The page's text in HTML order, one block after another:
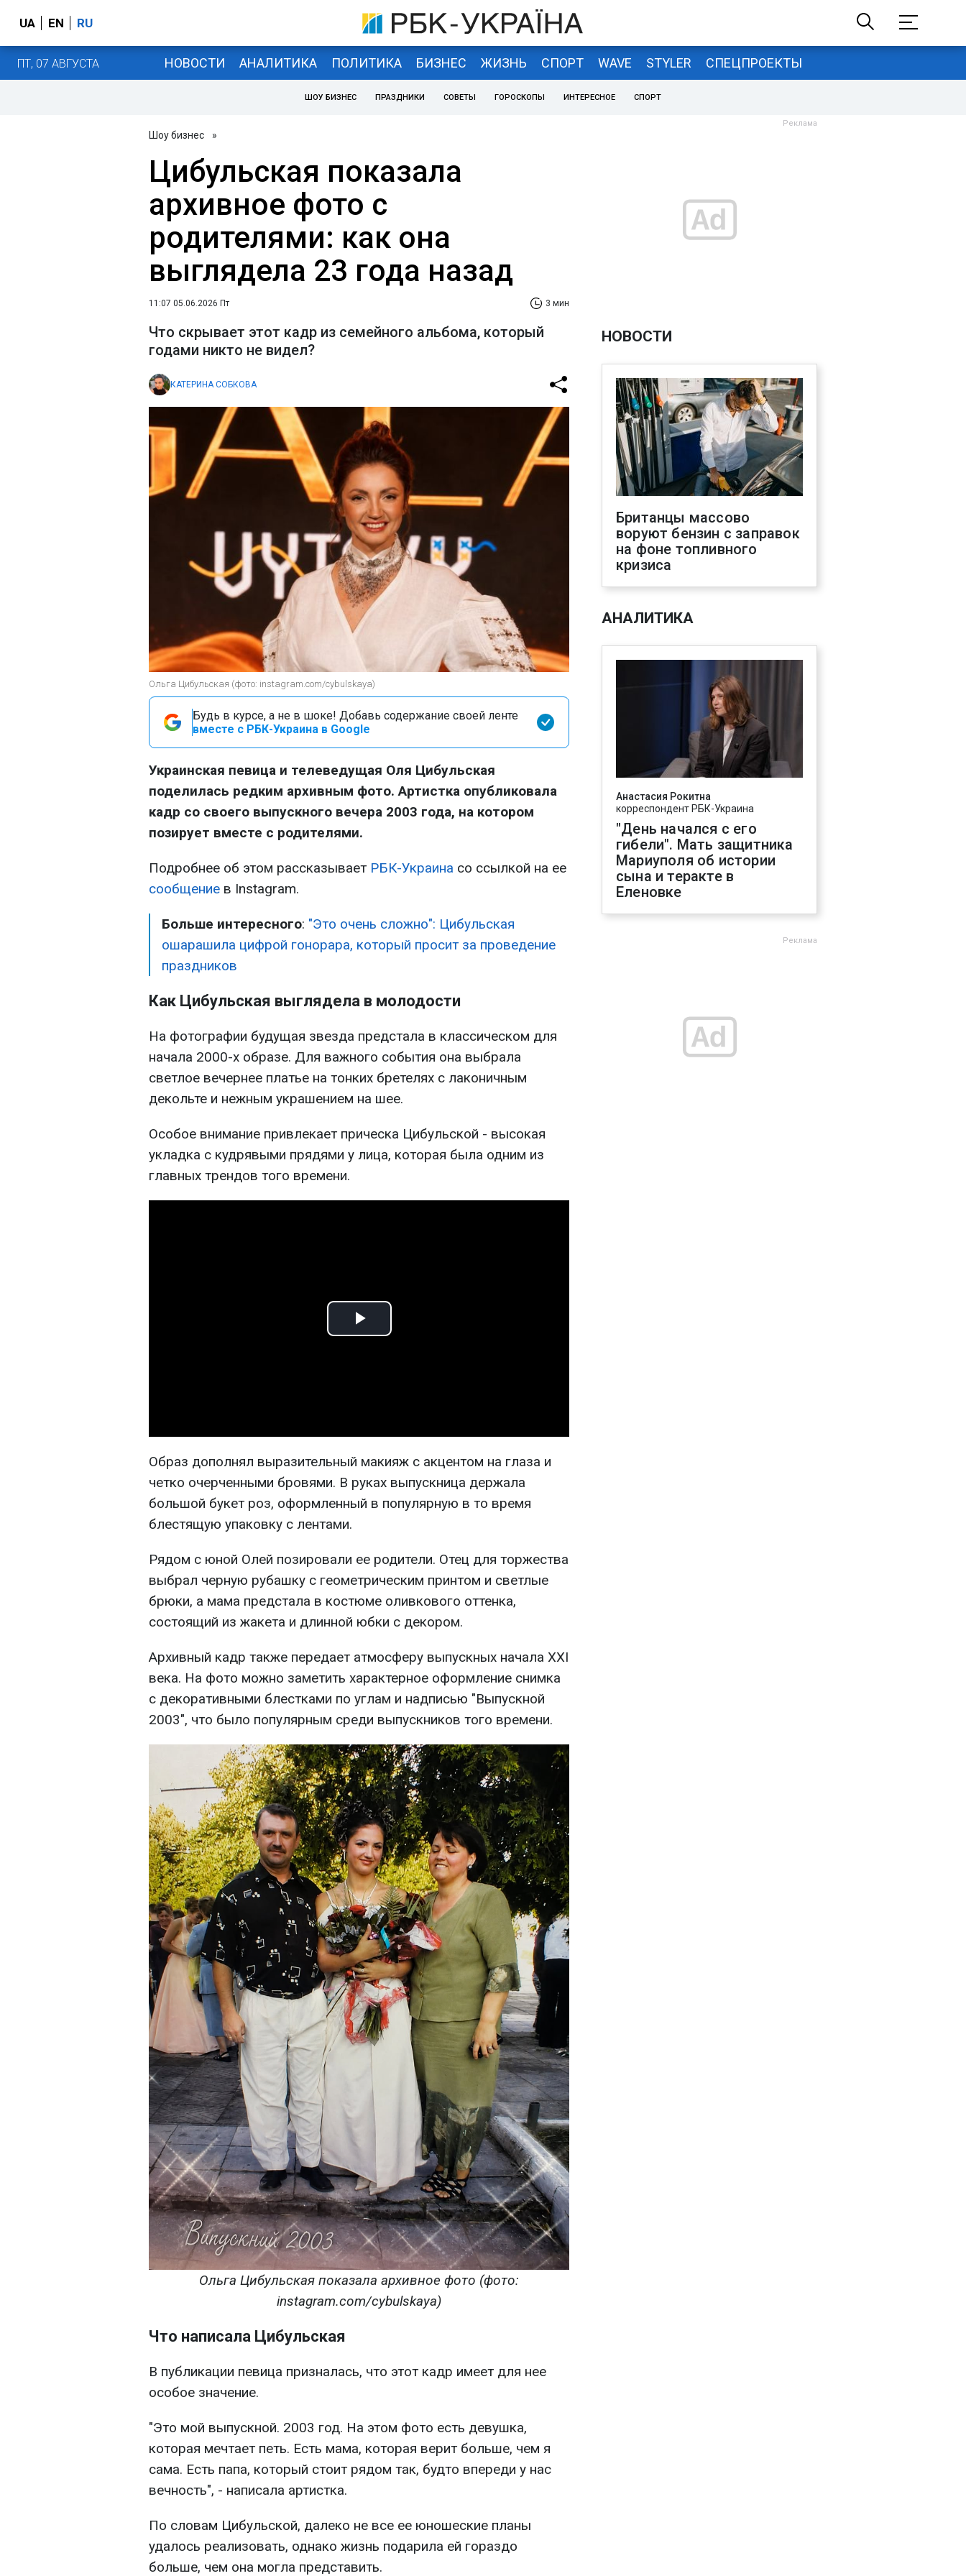
UA EN RU
ПТ, 07 АВГУСТА НОВОСТИ АНАЛИТИКА ПОЛИТИКА БИЗНЕС ЖИЗНЬ СПОРТ WAVE STYLER СПЕЦПРОЕКТЫ
ШОУ БИЗНЕС ПРАЗДНИКИ СОВЕТЫ ГОРОСКОПЫ ИНТЕРЕСНОЕ СПОРТ
Шоу бизнес »
Цибульская показала
архивное фото с
родителями: как она
выглядела 23 года назад
11:07 05.06.2026 Пт 3 мин
Что скрывает этот кадр из семейного альбома, который
годами никто не видел?
КАТЕРИНА СОБКОВА
Ольга Цибульская (фото: instagram.com/cybulskaya)
Будь в курсе, а не в шоке! Добавь содержание своей ленте
вместе с РБК-Украина в Google
Украинская певица и телеведущая Оля Цибульская
поделилась редким архивным фото. Артистка опубликовала
кадр со своего выпускного вечера 2003 года, на котором
позирует вместе с родителями.
Подробнее об этом рассказывает РБК-Украина со ссылкой на ее
сообщение в Instagram.
Больше интересного: "Это очень сложно": Цибульская
ошарашила цифрой гонорара, который просит за проведение
праздников
Как Цибульская выглядела в молодости
На фотографии будущая звезда предстала в классическом для
начала 2000-х образе. Для важного события она выбрала
светлое вечернее платье на тонких бретелях с лаконичным
декольте и нежным украшением на шее.
Особое внимание привлекает прическа Цибульской - высокая
укладка с кудрявыми прядями у лица, которая была одним из
главных трендов того времени.
Play
Образ дополнял выразительный макияж с акцентом на глаза и
четко очерченными бровями. В руках выпускница держала
большой букет роз, оформленный в популярную в то время
блестящую упаковку с лентами.
Рядом с юной Олей позировали ее родители. Отец для торжества
выбрал черную рубашку с геометрическим принтом и светлые
брюки, а мама предстала в костюме оливкового оттенка,
состоящий из жакета и длинной юбки с декором.
Архивный кадр также передает атмосферу выпускных начала XXI
века. На фото можно заметить характерное оформление снимка
с декоративными блестками по углам и надписью "Выпускной
2003", что было популярным среди выпускников того времени.
Ольга Цибульская показала архивное фото (фото:
instagram.com/cybulskaya)
Что написала Цибульская
В публикации певица призналась, что этот кадр имеет для нее
особое значение.
"Это мой выпускной. 2003 год. На этом фото есть девушка,
которая мечтает петь. Есть мама, которая верит больше, чем я
сама. Есть папа, который стоит рядом так, будто впереди у нас
вечность", - написала артистка.
По словам Цибульской, далеко не все ее юношеские планы
удалось реализовать, однако жизнь подарила ей гораздо
больше, чем она могла представить.
НОВОСТИ
Британцы массово
воруют бензин с заправок
на фоне топливного
кризиса
АНАЛИТИКА
Анастасия Рокитна
корреспондент РБК-Украина
"День начался с его
гибели". Мать защитника
Мариуполя об истории
сына и теракте в
Еленовке